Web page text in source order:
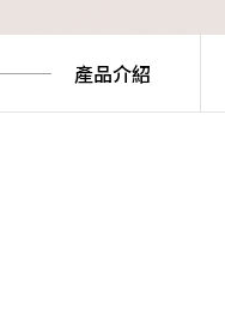
扣區(6折起)產品介紹